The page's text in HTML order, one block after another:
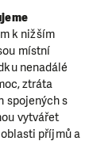
k nižším
místní
nenadálé
ztráta
spojených s
vytvářet
příjmů a